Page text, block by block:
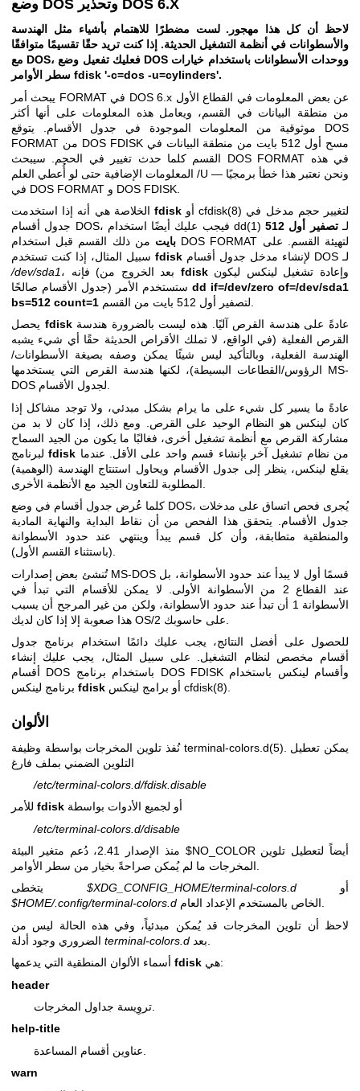
وضع DOS وتحذير DOS 6.X
لاحظ أن كل هذا مهجور. لست مضطرًا للاهتمام بأشياء مثل الهندسة
والأسطوانات في أنظمة التشغيل الحديثة. إذا كنت تريد حقًا تقسيمًا متوافقًا
مع DOS، فعليك تفعيل وضع DOS ووحدات الأسطوانات باستخدام خيارات
سطر الأوامر fdisk '-c=dos -u=cylinders'.
يبحث أمر FORMAT في DOS 6.x عن بعض المعلومات في القطاع الأول
من منطقة البيانات في القسم، ويعامل هذه المعلومات على أنها أكثر
موثوقية من المعلومات الموجودة في جدول الأقسام. يتوقع DOS
FORMAT من DOS FDISK مسح أول 512 بايت من منطقة البيانات في
القسم كلما حدث تغيير في الحجم. سيبحث DOS FORMAT في هذه
المعلومات الإضافية حتى لو أُعطي العلم /U — ونحن نعتبر هذا خطأ برمجيًا
في DOS FORMAT و DOS FDISK.
fdisk أوcfdisk(8)
dd(1) لـ
تصفير أول 512
بايت من ذلك القسم قبل استخدام DOS FORMAT لتهيئة القسم. على
fdisk
لإنشاء مدخل جدول أقسام DOS لـ
/dev/sda1
fdiskوإعادة تشغيل لينكس ليكون
dd if=/dev/zero of=/dev/sda1
bs=512 count=1
fdiskعادةً على هندسة القرص آليًا. هذه ليست بالضرورة هندسة
القرص الفعلية (في الواقع، لا تملك الأقراص الحديثة حقًا أي شيء يشبه
الهندسة الفعلية، وبالتأكيد ليس شيئًا يمكن وصفه بصيغة الأسطوانات/
الرؤوس/القطاعات البسيطة)، لكنها هندسة القرص التي يستخدمها MS-
DOS لجدول الأقسام.
عادةً ما يسير كل شيء على ما يرام بشكل مبدئي، ولا توجد مشاكل إذا
كان لينكس هو النظام الوحيد على القرص. ومع ذلك، إذا كان لا بد من
مشاركة القرص مع أنظمة تشغيل أخرى، فغالبًا ما يكون من الجيد السماح
لبرنامجfdisk
يقلع لينكس، ينظر إلى جدول الأقسام ويحاول استنتاج الهندسة (الوهمية)
كلما عُرض جدول أقسام في وضع DOS، يُجرى فحص اتساق على مدخلات
جدول الأقسام. يتحقق هذا الفحص من أن نقاط البداية والنهاية المادية
والمنطقية متطابقة، وأن كل قسم يبدأ وينتهي عند حدود الأسطوانة
(باستثناء القسم الأول).
تُنشئ بعض إصدارات MS-DOS قسمًا أول لا يبدأ عند حدود الأسطوانة، بل
عند القطاع 2 من الأسطوانة الأولى. لا يمكن للأقسام التي تبدأ في
الأسطوانة 1 أن تبدأ عند حدود الأسطوانة، ولكن من غير المرجح أن يسبب
للحصول على أفضل النتائج، يجب عليك دائمًا استخدام برنامج جدول
أقسام مخصص لنظام التشغيل. على سبيل المثال، يجب عليك إنشاء
أقسام DOS باستخدام برنامج DOS FDISK وأقسام لينكس باستخدام
fdisk cfdisk(8)
الألوان
نُفذ تلوين المخرجات بواسطة وظيفة terminal-colors.d(5)
التلوين الضمني بملف فارغ
/etc/terminal-colors.d/fdisk.disable
fdisk أو لجميع الأدوات بواسطة
/etc/terminal-colors.d/disable
منذ الإصدار 2.41، دُعم متغير البيئة $NO_COLOR أيضاً لتعطيل تلوين
$XDG_CONFIG_HOME/terminal-colors.d
أو
$HOME/.config/terminal-colors.d
الخاص بالمستخدم الإعداد العام.
لاحظ أن تلوين المخرجات قد يُمكن مبدئياً، وفي هذه الحالة ليس من
terminal-colors.d
fdisk
هي:
header
help-title
warn